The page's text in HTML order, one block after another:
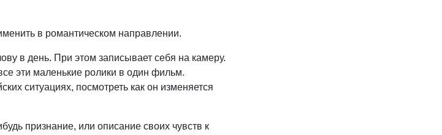
в романтическом направлении.
в день. При этом записывает себя на камеру.
эти маленькие ролики в один фильм.
ситуациях, посмотреть как он изменяется
признание, или описание своих чувств к